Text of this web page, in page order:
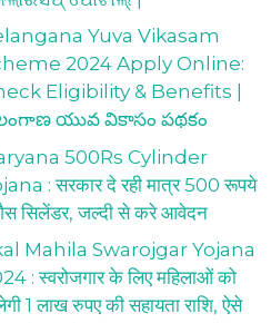
Yuva Vikasam
2024 Apply Online:
Eligibility & Benefits |
యువ వికాసం పథకం
500Rs Cylinder
: सरकार दे रही मात्र 500 रूपये
सिलेंडर, जल्दी से करे आवेदन
Mahila Swarojgar Yojana
: स्वरोजगार के लिए महिलाओं को
1 लाख रुपए की सहायता राशि, ऐसे